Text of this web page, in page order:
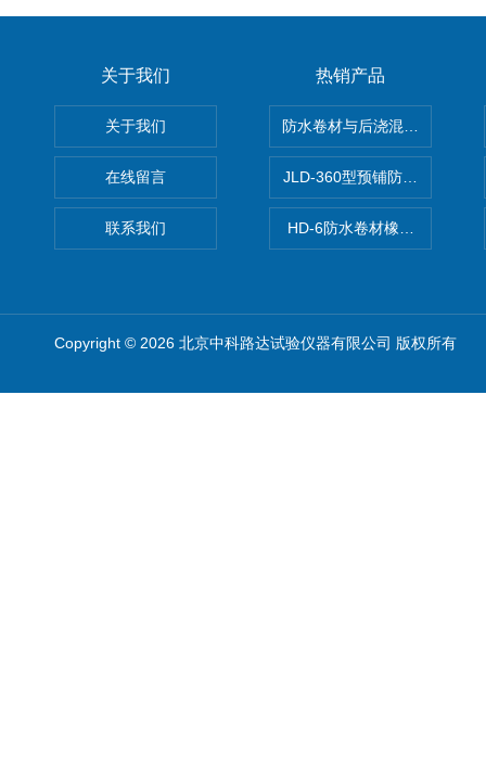
关于我们
关于我们
在线留言
联系我们
热销产品
防水卷材与后浇混凝土剥离强
JLD-360型预铺防水卷材抗冲
HD-6防水卷材橡胶测厚仪
Copyright © 2026 北京中科路达试验仪器有限公司 版权所有